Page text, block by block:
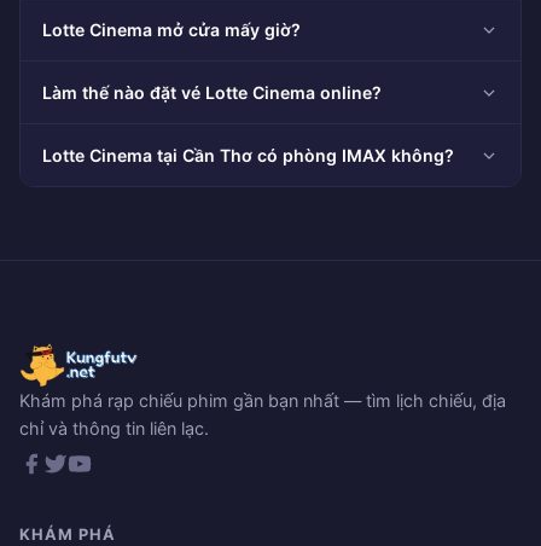
Lotte Cinema mở cửa mấy giờ?
Làm thế nào đặt vé Lotte Cinema online?
Lotte Cinema tại Cần Thơ có phòng IMAX không?
Khám phá rạp chiếu phim gần bạn nhất — tìm lịch chiếu, địa
chỉ và thông tin liên lạc.
KHÁM PHÁ